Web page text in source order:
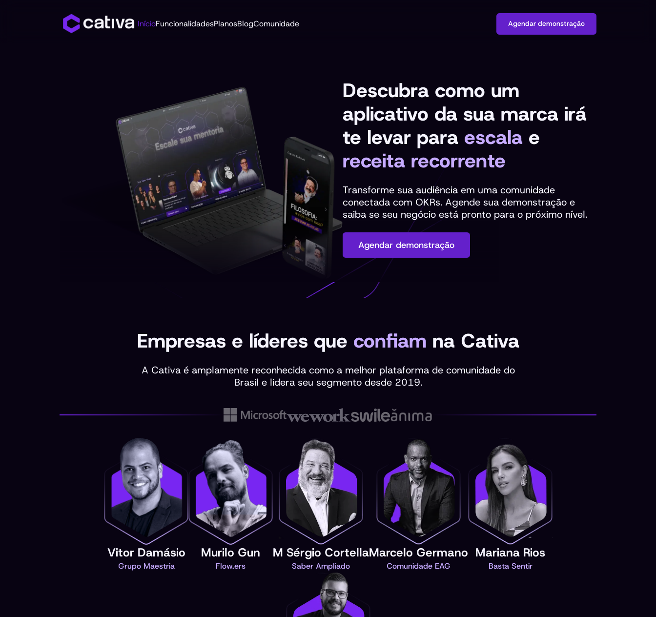
InícioFuncionalidadesPlanosBlogComunidade Agendar demonstração
Descubra como um
aplicativo da sua marca irá
te levar para escala e
receita recorrente
Transforme sua audiência em uma comunidade
conectada com OKRs. Agende sua demonstração e
saiba se seu negócio está pronto para o próximo nível.
Agendar demonstração
Empresas e líderes que confiam na Cativa
A Cativa é amplamente reconhecida como a melhor plataforma de comunidade do
Brasil e lidera seu segmento desde 2019.
Vitor Damásio
Grupo Maestria
Murilo Gun
Flow.ers
M Sérgio Cortella
Saber Ampliado
Marcelo Germano
Comunidade EAG
Mariana Rios
Basta Sentir